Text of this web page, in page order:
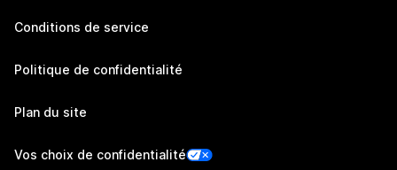
Conditions de service
Politique de confidentialité
Plan du site
Vos choix de confidentialité